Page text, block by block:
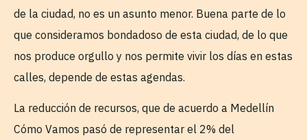
de la ciudad, no es un asunto menor. Buena parte de lo
que consideramos bondadoso de esta ciudad, de lo que
nos produce orgullo y nos permite vivir los días en estas
calles, depende de estas agendas.
La reducción de recursos, que de acuerdo a Medellín
Cómo Vamos pasó de representar el 2% del